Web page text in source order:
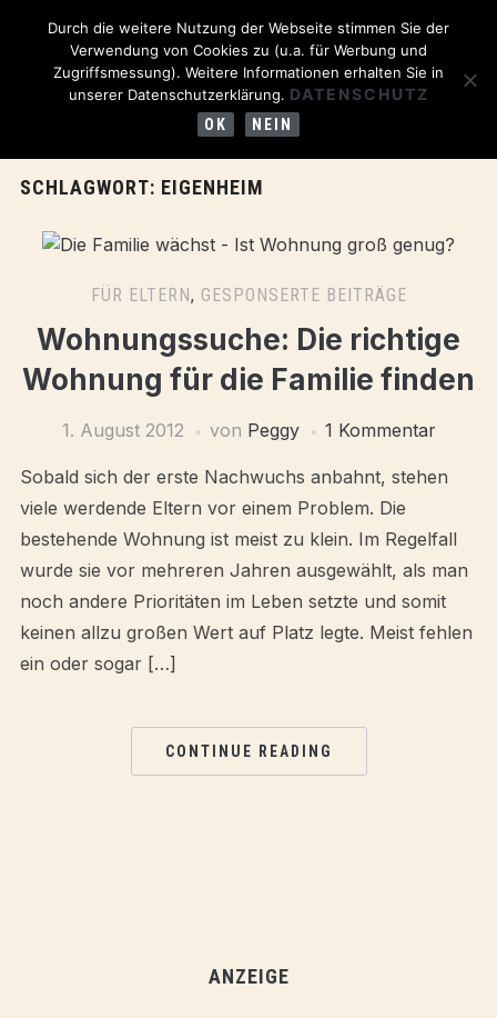
SCHLAGWORT: EIGENHEIM
FÜR ELTERN, GESPONSERTE BEITRÄGE
Wohnungssuche: Die richtige
Wohnung für die Familie finden
1. August 2012 von Peggy 1 Kommentar
Sobald sich der erste Nachwuchs anbahnt, stehen
viele werdende Eltern vor einem Problem. Die
bestehende Wohnung ist meist zu klein. Im Regelfall
wurde sie vor mehreren Jahren ausgewählt, als man
noch andere Prioritäten im Leben setzte und somit
keinen allzu großen Wert auf Platz legte. Meist fehlen
ein oder sogar […]
CONTINUE READING
ANZEIGE
Durch die weitere Nutzung der Webseite stimmen Sie der
Verwendung von Cookies zu (u.a. für Werbung und
Zugriffsmessung). Weitere Informationen erhalten Sie in
unserer Datenschutzerklärung. DATENSCHUTZ
OK NEIN